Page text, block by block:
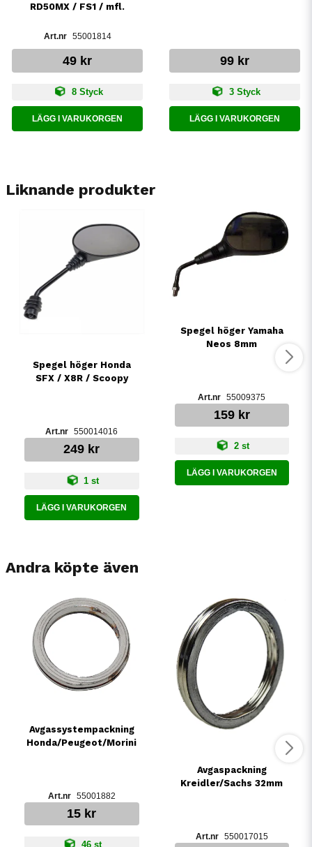
RD50MX / FS1 / mfl.
55001814
49 kr
8 Styck
LÄGG I VARUKORGEN
99 kr
3 Styck
LÄGG I VARUKORGEN
Liknande produkter
Spegel höger Honda
SFX / X8R / Scoopy
550014016
249 kr
1 st
LÄGG I VARUKORGEN
Spegel höger Yamaha
Neos 8mm
55009375
159 kr
2 st
LÄGG I VARUKORGEN
Andra köpte även
Avgassystempackning
Honda/Peugeot/Morini
55001882
15 kr
46 st
Avgaspackning
Kreidler/Sachs 32mm
550017015